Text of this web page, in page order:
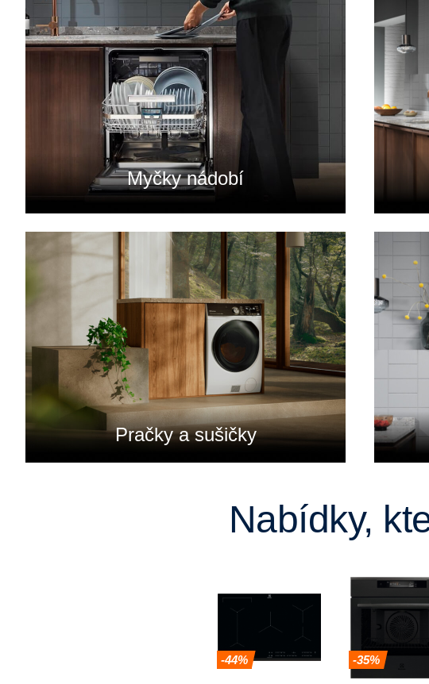
Myčky nádobí
Pračky a sušičky
Nabídky,